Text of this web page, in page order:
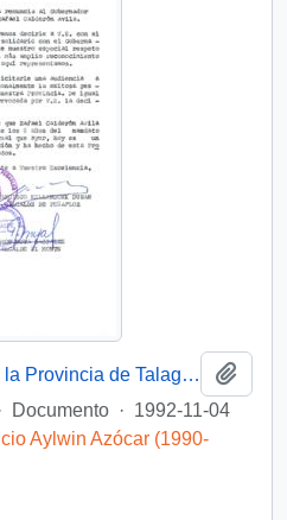
[Carta de los Alcaldes de la Provincia de Talagante dando a conocer su apoyo al actual Gobernador Provincial a quien le fue solicitada su renuncia]
· Documento · 1992-11-04
Aylwin Azócar (1990-